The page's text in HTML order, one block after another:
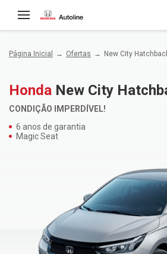
Página Inicial Ofertas New City
Honda New City
CONDIÇÃO IMPERDÍVEL!
6 anos de garantia
Magic Seat